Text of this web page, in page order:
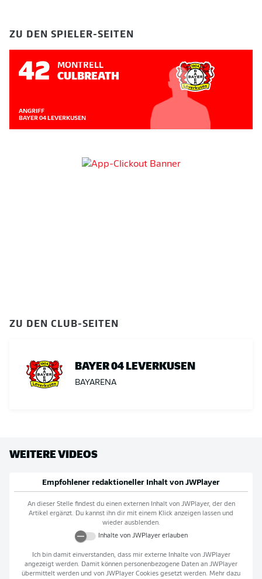
ZU DEN SPIELER-SEITEN
42 MONTRELL
CULBREATH
ANGRIFF
BAYER 04 LEVERKUSEN
ZU DEN CLUB-SEITEN
BAYER 04 LEVERKUSEN
BAYARENA
WEITERE VIDEOS
Empfohlener redaktioneller Inhalt von JWPlayer
An dieser Stelle findest du einen externen Inhalt von JWPlayer, der den
Artikel ergänzt. Du kannst ihn dir mit einem Klick anzeigen lassen und
wieder ausblenden.
Inhalte von JWPlayererlauben
Ich bin damit einverstanden, dass mir externe Inhalte von JWPlayer
angezeigt werden. Damit können personenbezogene Daten an JWPlayer
übermittelt werden und von JWPlayer Cookies gesetzt werden. Mehr dazu